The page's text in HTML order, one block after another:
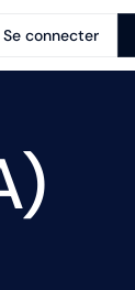
Se connecter